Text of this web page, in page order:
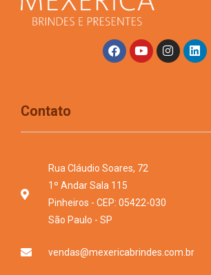
Contato
Rua Cláudio Soares, 72
1º Andar Sala 115
Pinheiros - CEP: 05422-030
São Paulo - SP
vendas@mexericabrindes.com.br